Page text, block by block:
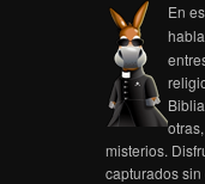
En
misterios.
capturados